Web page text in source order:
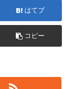
はてブ
コピー